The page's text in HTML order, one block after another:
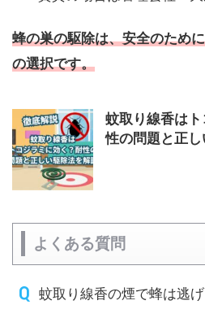
蜂の巣の駆除は、安全のため
の選択です。
蚊取り線香は
性の問題と正
よくある質問
蚊取り線香の煙で蜂は逃